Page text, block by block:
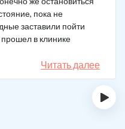
пока не
заставили пойти
в клинике
не принимаю.
Читать далее
›